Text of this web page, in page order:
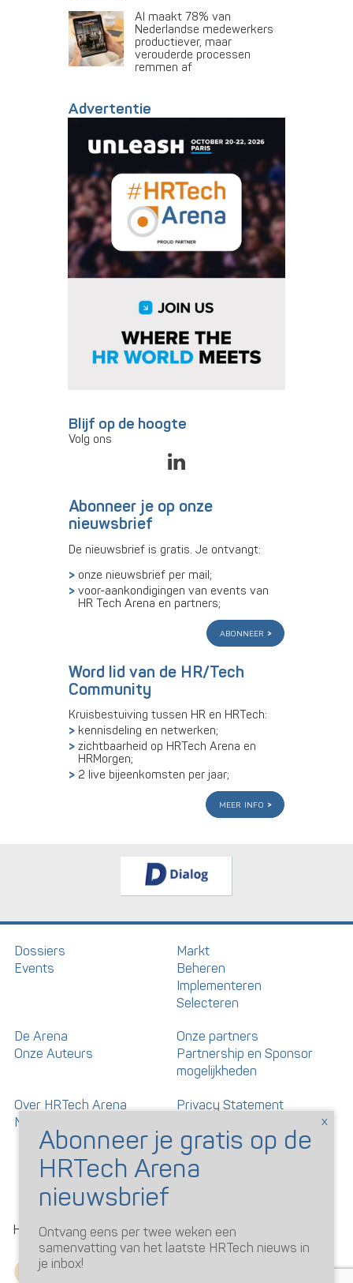
AI maakt 78% van
Nederlandse medewerkers
productiever, maar
verouderde processen
remmen af
Advertentie
Blijf op de hoogte
Volg ons
Abonneer je op onze
nieuwsbrief
De nieuwsbrief is gratis. Je ontvangt:
onze nieuwsbrief per mail;
voor-aankondigingen van events van
HR Tech Arena en partners;
abonneer
Word lid van de HR/Tech
Community
Kruisbestuiving tussen HR en HRTech:
kennisdeling en netwerken;
zichtbaarheid op HRTech Arena en
HRMorgen;
2 live bijeenkomsten per jaar;
meer info
Dossiers
Events
Markt
Beheren
Implementeren
Selecteren
De Arena
Onze Auteurs
Onze partners
Partnership en Sponsor
mogelijkheden
Over HRTech Arena
Nieuwsbrief
Privacy Statement
Gedragscode artikelen en
reacties
HRTechArena 2026
Ontvang eens per twee weken een
samenvatting van het laatste HRTech nieuws in
je inbox!